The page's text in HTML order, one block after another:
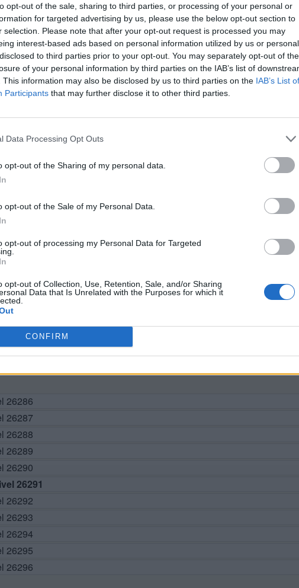
opt-out of the sale, sharing to third parties, or processing of your personal or
for targeted advertising by us, please use the below opt-out section to
selection. Please note that after your opt-out request is processed you may
interest-based ads based on personal information utilized by us or personal
to third parties prior to your opt-out. You may separately opt-out of the
of your personal information by third parties on the IAB’s list of
This information may also be disclosed by us to third parties on the IAB’s List of
Participants that may further disclose it to other third parties.
Data Processing Opt Outs
opt-out of the Sharing of my personal data.
opt-out of the Sale of my Personal Data.
opt-out of processing my Personal Data for Targeted
opt-out of Collection, Use, Retention, Sale, and/or Sharing
Data that Is Unrelated with the Purposes for which it
CONFIRM
BUSCAR MÁS RESPUESTAS
26286
26287
26288
26289
26290
26291
26292
26293
26294
26295
26296